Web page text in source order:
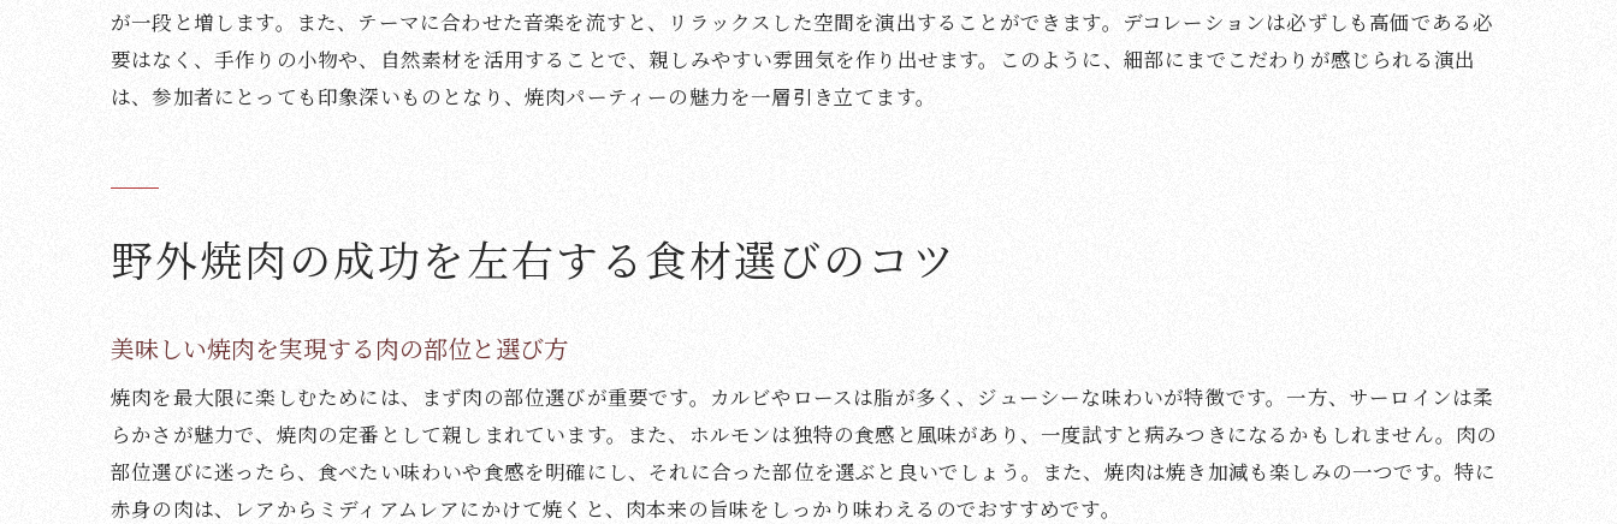
寒暖差に対応するための服装の工夫
清潔を保つためのハンドサニタイザー
雨天時に備えるための防水シート
パーティーを彩るデコレーションの工夫
参加者全員で楽しむミニゲームやコンテスト
次回への期待を膨らませるフィードバックの収集
が一段と増します。また、テーマに合わせた音楽を流すと、リラックスした空間を演出することができます。デコレーションは必ずしも高価である必
要はなく、手作りの小物や、自然素材を活用することで、親しみやすい雰囲気を作り出せます。このように、細部にまでこだわりが感じられる演出
は、参加者にとっても印象深いものとなり、焼肉パーティーの魅力を一層引き立てます。
野外焼肉の成功を左右する食材選びのコツ
美味しい焼肉を実現する肉の部位と選び方
焼肉を最大限に楽しむためには、まず肉の部位選びが重要です。カルビやロースは脂が多く、ジューシーな味わいが特徴です。一方、サーロインは柔
らかさが魅力で、焼肉の定番として親しまれています。また、ホルモンは独特の食感と風味があり、一度試すと病みつきになるかもしれません。肉の
部位選びに迷ったら、食べたい味わいや食感を明確にし、それに合った部位を選ぶと良いでしょう。また、焼肉は焼き加減も楽しみの一つです。特に
赤身の肉は、レアからミディアムレアにかけて焼くと、肉本来の旨味をしっかり味わえるのでおすすめです。